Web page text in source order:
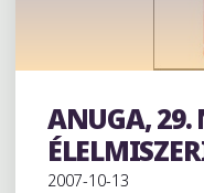
Exhibition
ANUGA, 29.
2007-10-13